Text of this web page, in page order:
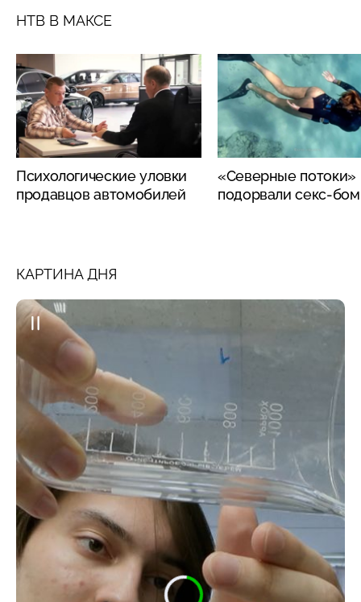
НТВ В МАКСЕ
Психологические уловки
продавцов автомобилей
«Северные потоки»
подорвали секс-
КАРТИНА ДНЯ